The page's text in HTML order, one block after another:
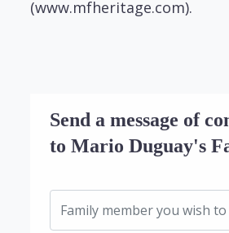
(www.mfheritage.com).
Send a message of
to Mario Duguay's